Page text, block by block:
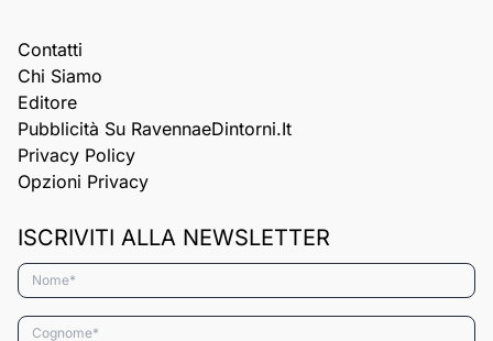
Contatti
Chi Siamo
Editore
Pubblicità Su RavennaeDintorni.it
Privacy Policy
Opzioni Privacy
ISCRIVITI ALLA NEWSLETTER
Nome*
Cognome*